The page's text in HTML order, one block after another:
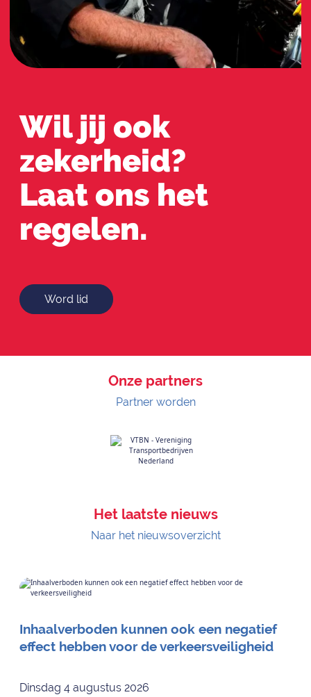
Wil jij ook
zekerheid?
Laat ons het
regelen.
Word lid
Onze partners
Partner worden
Het laatste nieuws
Naar het nieuwsoverzicht
Inhaalverboden kunnen ook een negatief
effect hebben voor de verkeersveiligheid
Dinsdag 4 augustus 2026